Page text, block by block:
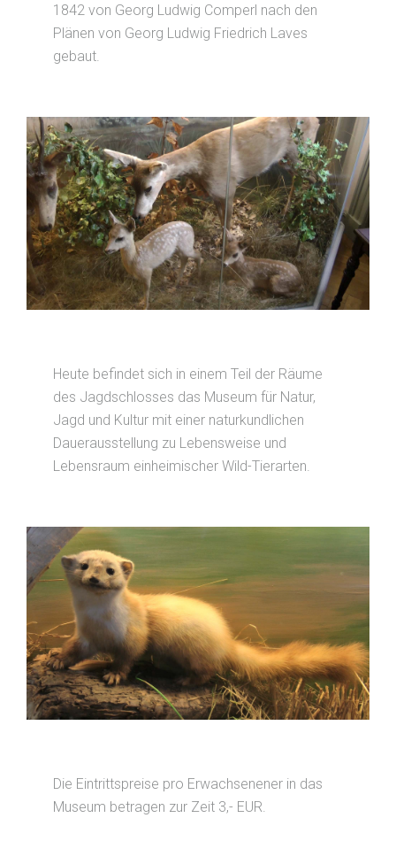
1842 von Georg Ludwig Comperl nach den
Plänen von Georg Ludwig Friedrich Laves
gebaut.
Heute befindet sich in einem Teil der Räume
des Jagdschlosses das Museum für Natur,
Jagd und Kultur mit einer naturkundlichen
Dauerausstellung zu Lebensweise und
Lebensraum einheimischer Wild-Tierarten.
Die Eintrittspreise pro Erwachsenener in das
Museum betragen zur Zeit 3,- EUR.